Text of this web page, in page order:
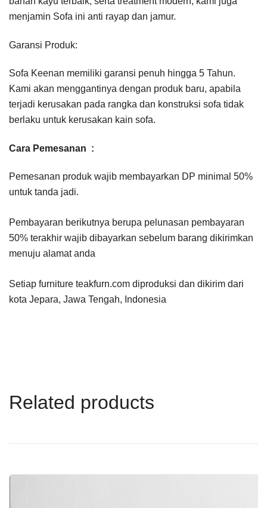
menjamin Sofa ini anti rayap dan jamur.
Garansi Produk:
Sofa Keenan memiliki garansi penuh hingga 5 Tahun.
Kami akan menggantinya dengan produk baru, apabila
terjadi kerusakan pada rangka dan konstruksi sofa tidak
berlaku untuk kerusakan kain sofa.
Cara Pemesanan :
Pemesanan produk wajib membayarkan DP minimal 50%
untuk tanda jadi.
Pembayaran berikutnya berupa pelunasan pembayaran
50% terakhir wajib dibayarkan sebelum barang dikirimkan
menuju alamat anda
Setiap furniture teakfurn.com diproduksi dan dikirim dari
kota Jepara, Jawa Tengah, Indonesia
Related products